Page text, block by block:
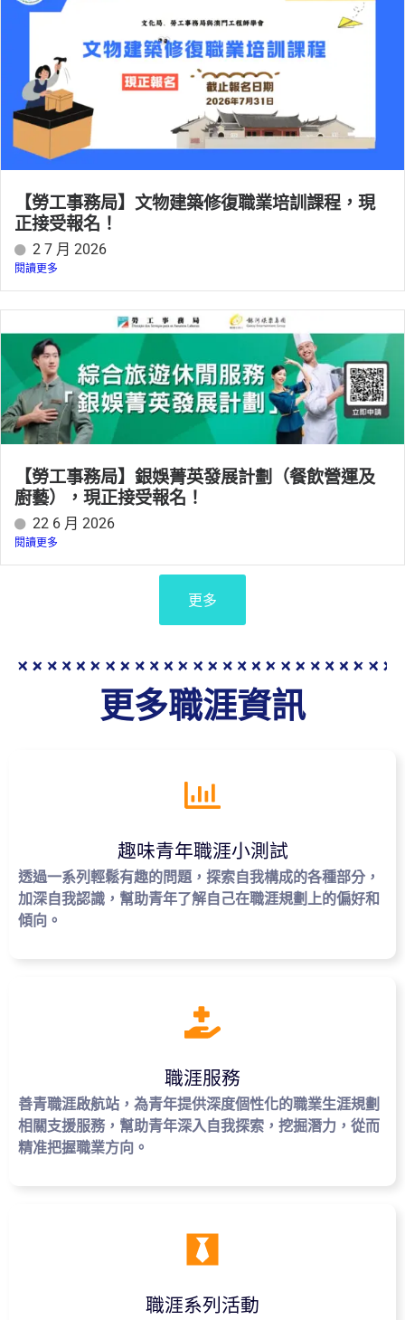
【勞工事務局】文物建築修復職業培訓課程，現
正接受報名！
2 7 月 2026
閱讀更多
【勞工事務局】銀娛菁英發展計劃（餐飲營運及
廚藝），現正接受報名！
22 6 月 2026
閱讀更多
更多
更多職涯資訊
趣味青年職涯小測試
透過一系列輕鬆有趣的問題，探索自我構成的各種部分，
加深自我認識，幫助青年了解自己在職涯規劃上的偏好和
傾向。
職涯服務
善青職涯啟航站，為青年提供深度個性化的職業生涯規劃
相關支援服務，幫助青年深入自我探索，挖掘潛力，從而
精准把握職業方向。
職涯系列活動